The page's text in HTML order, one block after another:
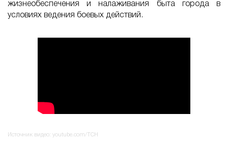
жизнеобеспечения и налаживания быта города в
условиях ведения боевых действий.
Источник видео: youtube.com/ТСН